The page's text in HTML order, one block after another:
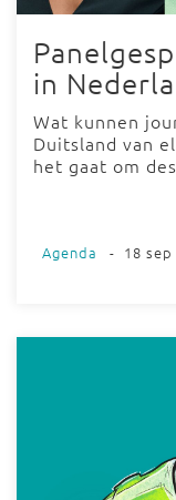
in
Wat kunnen
Duitsland van
het gaat om
Agenda - 18